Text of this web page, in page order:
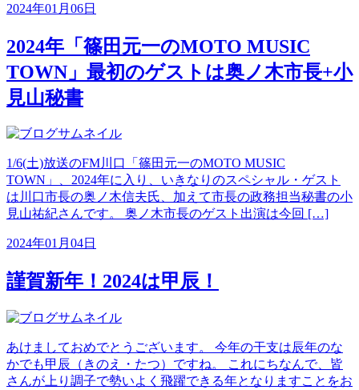
2024年01月06日
2024年「篠田元一のMOTO MUSIC
TOWN」最初のゲストは奥ノ木市長+小
見山秘書
1/6(土)放送のFM川口「篠田元一のMOTO MUSIC
TOWN」、2024年に入り、いきなりのスペシャル・ゲスト
は川口市長の奥ノ木信夫氏、加えて市長の政務担当秘書の小
見山祐紀さんです。 奥ノ木市長のゲスト出演は今回 […]
2024年01月04日
謹賀新年！2024は甲辰！
あけましておめでとうございます。 今年の干支は辰年のな
かでも甲辰（きのえ・たつ）ですね。 これにちなんで、皆
さんが上り調子で勢いよく飛躍できる年となりますことをお